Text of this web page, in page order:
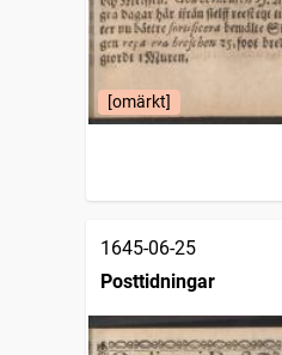
[omärkt]
1645-06-25
Posttidningar